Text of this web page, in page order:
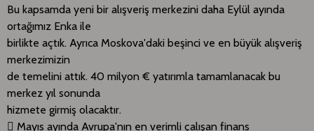
Bu kapsamda yeni bir alışveriş merkezini daha Eylül ayında
ortağımız Enka ile
birlikte açtık. Ayrıca Moskova'daki beşinci ve en büyük alışveriş
merkezimizin
de temelini attık. 40 milyon € yatırımla tamamlanacak bu
merkez yıl sonunda
hizmete girmiş olacaktır.
 Mayıs ayında Avrupa'nın en verimli çalışan finans